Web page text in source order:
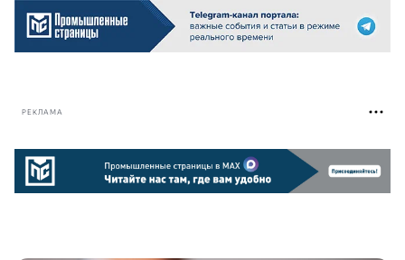
РЕКЛАМА